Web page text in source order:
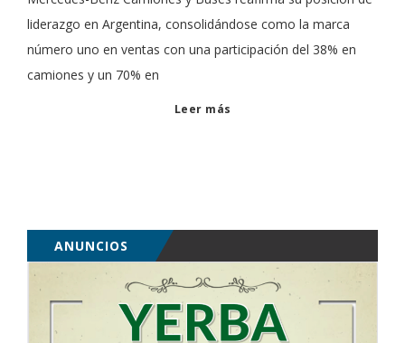
liderazgo en Argentina, consolidándose como la marca
número uno en ventas con una participación del 38% en
camiones y un 70% en
Leer más
ANUNCIOS